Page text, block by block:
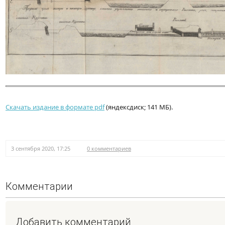
Скачать издание в формате pdf(яндексдиск; 141 МБ).
3 сентября 2020, 17:25 0 комментариев
Комментарии
Добавить комментарий